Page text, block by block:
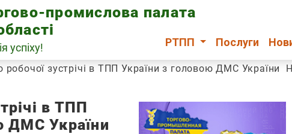
промислова палата
успіху! РТПП Послуги
робочої зустрічі в ТПП України з головою ДМС
в ТПП
ДМС України